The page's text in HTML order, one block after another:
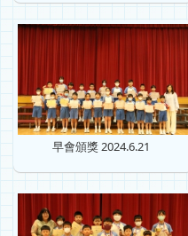
早會頒獎 2024.6.21